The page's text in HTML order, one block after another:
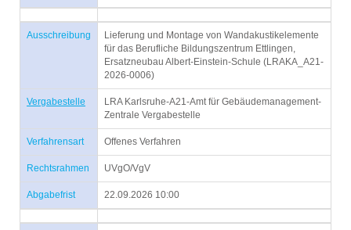
Ausschreibung
Lieferung und Montage von Wandakustikelemente
für das Berufliche Bildungszentrum Ettlingen,
Ersatzneubau Albert-Einstein-Schule (LRAKA_A21-
2026-0006)
Vergabestelle
LRA Karlsruhe-A21-Amt für Gebäudemanagement-
Zentrale Vergabestelle
Verfahrensart Offenes Verfahren
Rechtsrahmen UVgO/VgV
Abgabefrist 22.09.2026 10:00